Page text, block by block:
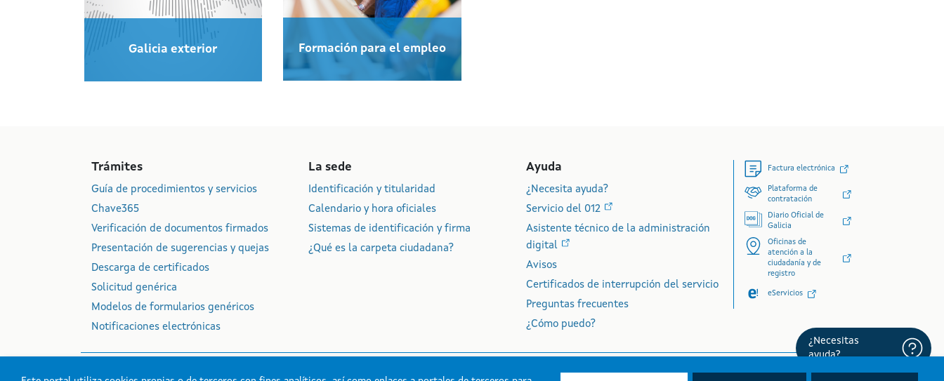
Galicia exterior Formación para el empleo
Trámites
Guía de procedimientos y servicios
Chave365
Verificación de documentos firmados
Presentación de sugerencias y quejas
Descarga de certificados
Solicitud genérica
Modelos de formularios genéricos
Notificaciones electrónicas
La sede
Identificación y titularidad
Calendario y hora oficiales
Sistemas de identificación y firma
¿Qué es la carpeta ciudadana?
Ayuda
¿Necesita ayuda?
Servicio del 012
Asistente técnico de la administración
digital
Avisos
Certificados de interrupción del servicio
Preguntas frecuentes
¿Cómo puedo?
Factura electrónica
Plataforma de
contratación
Diario Oficial de
Galicia
Oficinas de
atención a la
ciudadanía y de
registro
eServicios